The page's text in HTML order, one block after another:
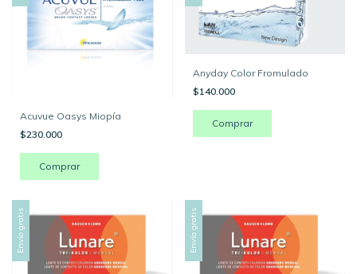
Acuvue Oasys Miopía
$230.000
Comprar
Anyday Color Fromulado
$140.000
Comprar
Envío gratis Envío gratis